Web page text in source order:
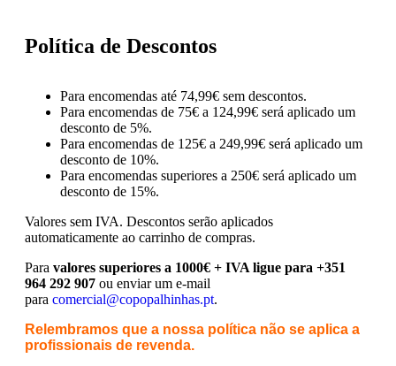
Política de Descontos
Para encomendas até 74,99€ sem descontos.
Para encomendas de 75€ a 124,99€ será aplicado um
desconto de 5%.
Para encomendas de 125€ a 249,99€ será aplicado um
desconto de 10%.
Para encomendas superiores a 250€ será aplicado um
desconto de 15%.
Valores sem IVA. Descontos serão aplicados
automaticamente ao carrinho de compras.
Para valores superiores a 1000€ + IVA ligue para +351
964 292 907 ou enviar um e-mail
para comercial@copopalhinhas.pt.
Relembramos que a nossa política não se aplica a
profissionais de revenda.